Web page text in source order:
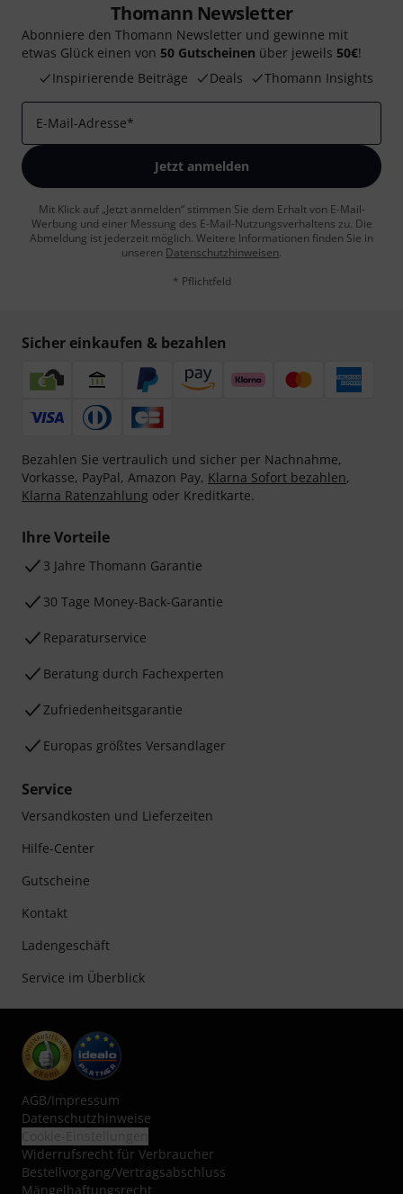
Thomann Newsletter
Abonniere den Thomann Newsletter und gewinne mit
etwas Glück einen von 50 Gutscheinen über jeweils 50€!
Inspirierende Beiträge
Deals Thomann Insights
E-Mail-Adresse*
Jetzt anmelden
Mit Klick auf „Jetzt anmelden“ stimmen Sie dem Erhalt von E-Mail-
Werbung und einer Messung des E-Mail-Nutzungsverhaltens zu. Die
Abmeldung ist jederzeit möglich. Weitere Informationen finden Sie in
unseren Datenschutzhinweisen.
* Pflichtfeld
Sicher einkaufen & bezahlen
Bezahlen Sie vertraulich und sicher per Nachnahme,
Vorkasse, PayPal, Amazon Pay, Klarna Sofort bezahlen,
Klarna Ratenzahlung oder Kreditkarte.
Ihre Vorteile
3 Jahre Thomann Garantie
30 Tage Money-Back-Garantie
Reparaturservice
Beratung durch Fachexperten
Zufriedenheitsgarantie
Europas größtes Versandlager
Service
Versandkosten und Lieferzeiten
Hilfe-Center
Gutscheine
Kontakt
Ladengeschäft
Service im Überblick
AGB/Impressum
Datenschutzhinweise
Widerrufsrecht für Verbraucher
Bestellvorgang/Vertragsabschluss
Mängelhaftungsrecht